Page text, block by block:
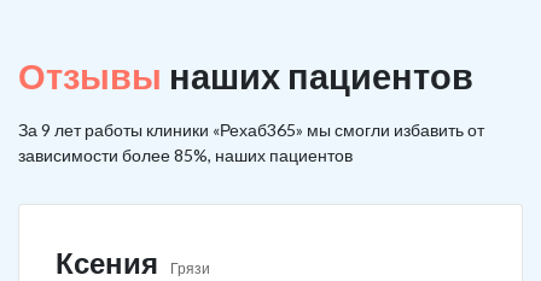
Отзывы наших пациентов
За 9 лет работы клиники «Рехаб365» мы смогли избавить от
зависимости более 85%, наших пациентов
Ксения Грязи